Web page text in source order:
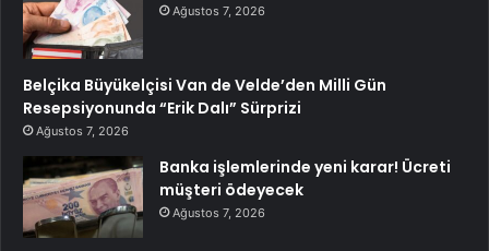
Ağustos 7, 2026
Belçika Büyükelçisi Van de Velde’den Milli Gün
Resepsiyonunda “Erik Dalı” Sürprizi
Ağustos 7, 2026
Banka işlemlerinde yeni karar! Ücreti
müşteri ödeyecek
Ağustos 7, 2026